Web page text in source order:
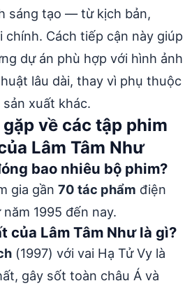
sáng tạo — từ kịch bản,
Cách tiếp cận này giúp
dự án phù hợp với hình ảnh
lâu dài, thay vì phụ thuộc
xuất khác.
về các tập phim
Lâm Tâm Như
bao nhiêu bộ phim?
gia gần 70 tác phẩm điện
1995 đến nay.
của Lâm Tâm Như là gì?
(1997) với vai Hạ Tử Vy là
gây sốt toàn châu Á và